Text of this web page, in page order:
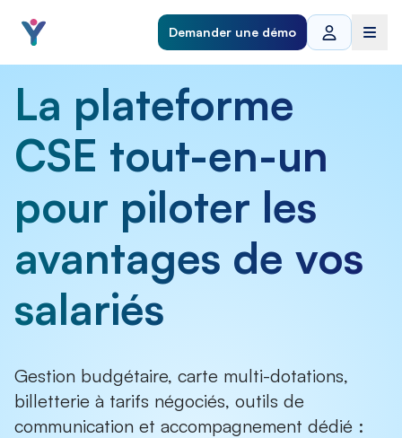
Demander une démo
La plateforme
CSE tout-en-un
pour piloter les
avantages de vos
salariés
Gestion budgétaire, carte multi-dotations,
billetterie à tarifs négociés, outils de
communication et accompagnement dédié :